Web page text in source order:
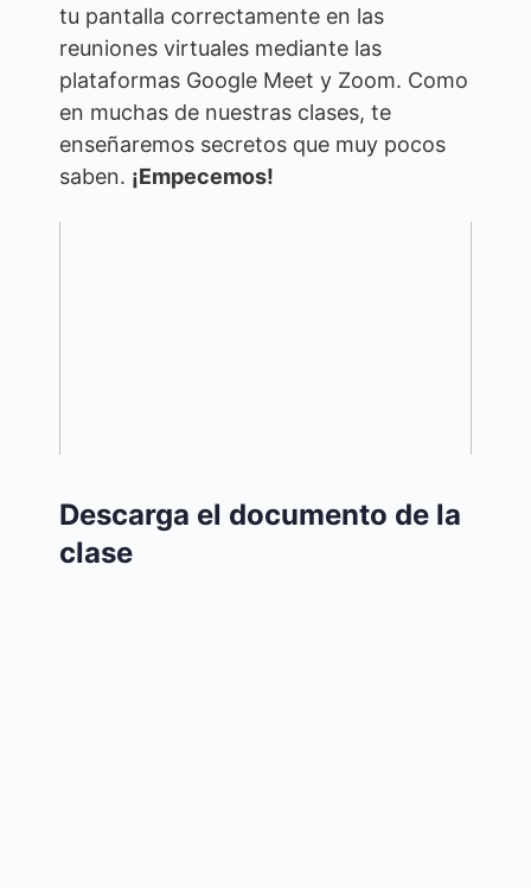
tu pantalla correctamente en las
reuniones virtuales mediante las
plataformas Google Meet y Zoom. Como
en muchas de nuestras clases, te
enseñaremos secretos que muy pocos
saben. ¡Empecemos!
Descarga el documento de la
clase